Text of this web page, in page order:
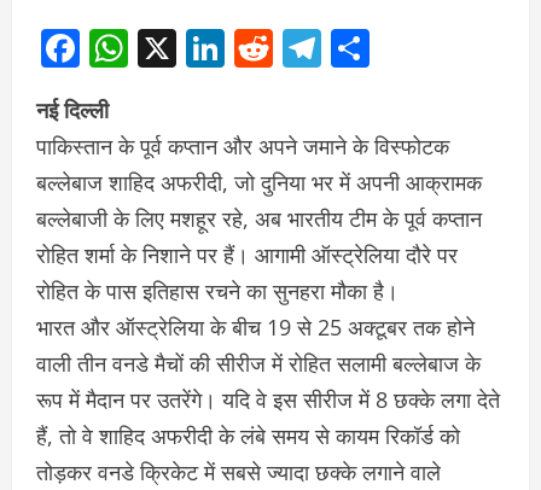
Facebook
WhatsApp
X LinkedIn
RedditTelegram
नई दिल्ली
पाकिस्तान के पूर्व कप्तान और अपने जमाने के विस्फोटक
बल्लेबाज शाहिद अफरीदी, जो दुनिया भर में अपनी आक्रामक
बल्लेबाजी के लिए मशहूर रहे, अब भारतीय टीम के पूर्व कप्तान
रोहित शर्मा के निशाने पर हैं। आगामी ऑस्ट्रेलिया दौरे पर
रोहित के पास इतिहास रचने का सुनहरा मौका है।
भारत और ऑस्ट्रेलिया के बीच 19 से 25 अक्टूबर तक होने
वाली तीन वनडे मैचों की सीरीज में रोहित सलामी बल्लेबाज के
रूप में मैदान पर उतरेंगे। यदि वे इस सीरीज में 8 छक्के लगा देते
हैं, तो वे शाहिद अफरीदी के लंबे समय से कायम रिकॉर्ड को
तोड़कर वनडे क्रिकेट में सबसे ज्यादा छक्के लगाने वाले